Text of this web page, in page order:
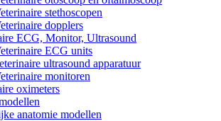
stethoscopen
dopplers
ECG, Monitor, Ultrasound
ECG units
ultrasound apparatuur
monitoren
oximeters
anatomie modellen